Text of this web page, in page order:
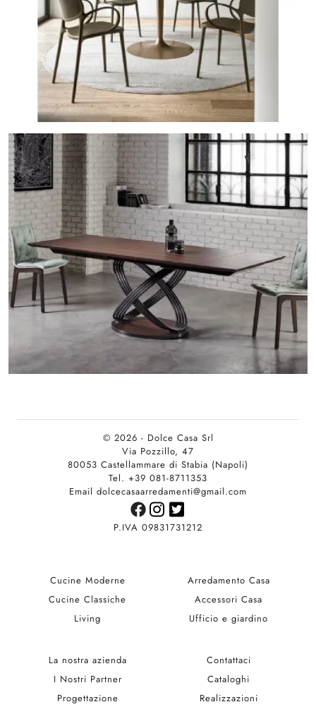
© 2026 - Dolce Casa Srl
Via Pozzillo, 47
80053 Castellammare di Stabia (Napoli)
Tel. +39 081-8711353
Email dolcecasaarredamenti@gmail.com
P.IVA 09831731212
Cucine Moderne
Cucine Classiche
Living
Arredamento Casa
Accessori Casa
Ufficio e giardino
La nostra azienda
I Nostri Partner
Progettazione
Contattaci
Cataloghi
Realizzazioni